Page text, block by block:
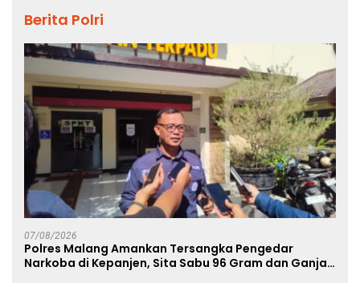
Berita Polri
07/08/2026
Polres Malang Amankan Tersangka Pengedar
Narkoba di Kepanjen, Sita Sabu 96 Gram dan Ganja